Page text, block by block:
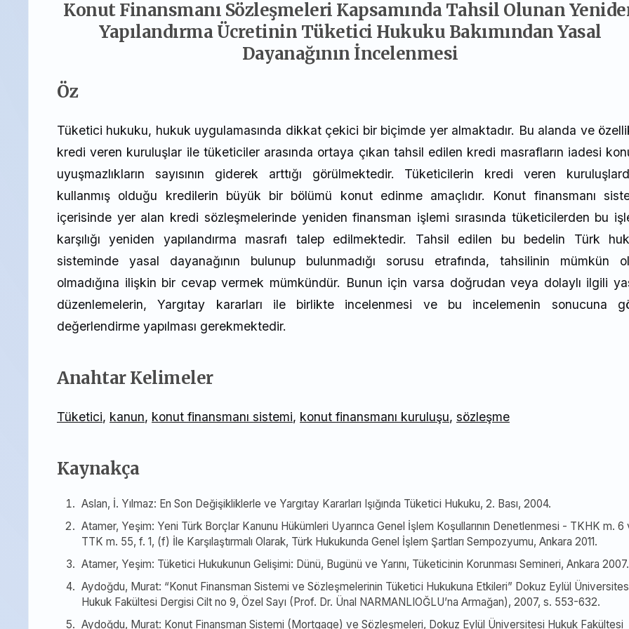
Konut Finansmanı Sözleşmeleri Kapsamında Tahsil Olunan
Yapılandırma Ücretinin Tüketici Hukuku Bakımından Yasal
Dayanağının İncelenmesi
Öz
Tüketici hukuku, hukuk uygulamasında dikkat çekici bir biçimde yer almaktadır. Bu alanda ve
kredi veren kuruluşlar ile tüketiciler arasında ortaya çıkan tahsil edilen kredi masrafların iadesi
uyuşmazlıkların sayısının giderek arttığı görülmektedir. Tüketicilerin kredi veren
kullanmış olduğu kredilerin büyük bir bölümü konut edinme amaçlıdır. Konut finansmanı
içerisinde yer alan kredi sözleşmelerinde yeniden finansman işlemi sırasında tüketicilerden bu
karşılığı yeniden yapılandırma masrafı talep edilmektedir. Tahsil edilen bu bedelin Türk
sisteminde yasal dayanağının bulunup bulunmadığı sorusu etrafında, tahsilinin mümkün
olmadığına ilişkin bir cevap vermek mümkündür. Bunun için varsa doğrudan veya dolaylı ilgili
düzenlemelerin, Yargıtay kararları ile birlikte incelenmesi ve bu incelemenin sonucuna
değerlendirme yapılması gerekmektedir.
Anahtar Kelimeler
Tüketici, kanun, konut finansmanı sistemi, konut finansmanı kuruluşu, sözleşme
Kaynakça
Aslan, İ. Yılmaz: En Son Değişikliklerle ve Yargıtay Kararları Işığında Tüketici Hukuku, 2. Bası, 2004.
Atamer, Yeşim: Yeni Türk Borçlar Kanunu Hükümleri Uyarınca Genel İşlem Koşullarının Denetlenmesi - TKHK m. 6
TTK m. 55, f. 1, (f) İle Karşılaştırmalı Olarak, Türk Hukukunda Genel İşlem Şartları Sempozyumu, Ankara 2011.
Atamer, Yeşim: Tüketici Hukukunun Gelişimi: Dünü, Bugünü ve Yarını, Tüketicinin Korunması Semineri, Ankara 2007.
Aydoğdu, Murat: “Konut Finansman Sistemi ve Sözleşmelerinin Tüketici Hukukuna Etkileri” Dokuz Eylül
Hukuk Fakültesi Dergisi Cilt no 9, Özel Sayı (Prof. Dr. Ünal NARMANLIOĞLU’na Armağan), 2007, s. 553-632.
Aydoğdu, Murat: Konut Finansman Sistemi (Mortgage) ve Sözleşmeleri, Dokuz Eylül Üniversitesi Hukuk Fakültesi